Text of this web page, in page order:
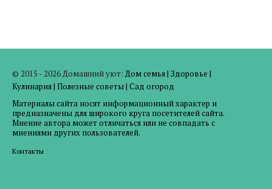
© 2015 - 2026 Домашний уют: Дом семья| Здоровье |
Кулинария| Полезные советы| Сад огород
Материалы сайта носят информационный характер и
предназначены для широкого круга посетителей сайта.
Мнение автора может отличаться или не совпадать с
мнениями других пользователей.
Контакты